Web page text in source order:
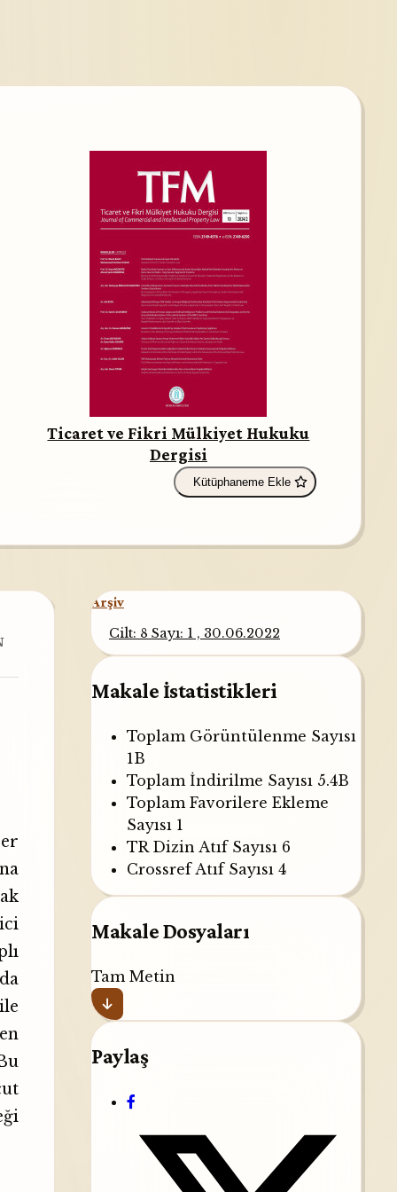
Ticaret ve Fikri Mülkiyet Hukuku
Dergisi
Kütüphaneme Ekle
Arşiv
Cilt: 8 Sayı: 1 , 30.06.2022
Makale İstatistikleri
Toplam Görüntülenme Sayısı
1B
Toplam İndirilme Sayısı 5.4B
Toplam Favorilere Ekleme
Sayısı 1
TR Dizin Atıf Sayısı 6
Crossref Atıf Sayısı 4
Makale Dosyaları
Tam Metin
Paylaş